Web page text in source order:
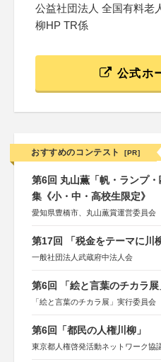
公益社団法人 全国有料老
柳HP TR係
公式ホ
おすすめのコンテスト [PR]
第6回 丸山薫「帆・ランプ
集《小・中・高校生限定》
愛知県豊橋市、丸山薫賞運営委員会
第17回 「税金をテーマに川
一般社団法人武蔵府中法人会
第6回 「絵と言葉のチカラ展
「絵と言葉のチカラ展」実行委員会
第6回「都民の人権川柳」
東京都人権啓発活動ネットワーク協